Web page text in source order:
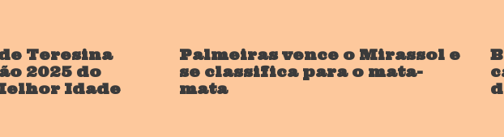
Teresina
2025 do
Idade
Palmeiras vence o Mirassol e
se classifica para o mata-
mata